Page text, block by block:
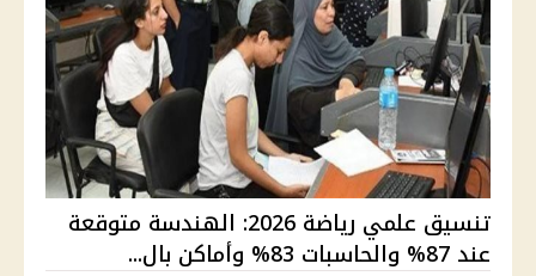
تنسيق علمي رياضة 2026: الهندسة متوقعة
عند 87% والحاسبات 83% وأماكن بال...